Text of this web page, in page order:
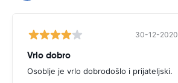
30-12-2020
Vrlo dobro
Osoblje je vrlo dobrodošlo i prijateljski.